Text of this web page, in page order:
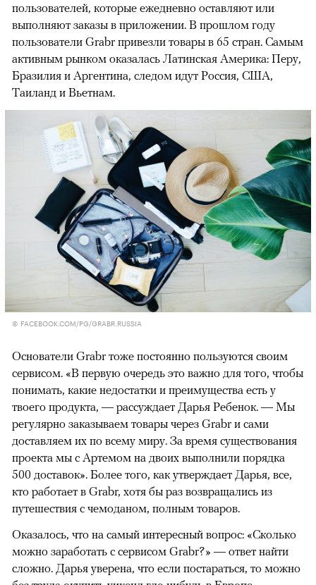
пользователей, которые ежедневно оставляют или
выполняют заказы в приложении. В прошлом году
пользователи Grabr привезли товары в 65 стран. Самым
активным рынком оказалась Латинская Америка: Перу,
Бразилия и Аргентина, следом идут Россия, США,
Таиланд и Вьетнам.
© FACEBOOK.COM/PG/GRABR.RUSSIA
Основатели Grabr тоже постоянно пользуются своим
сервисом. «В первую очередь это важно для того, чтобы
понимать, какие недостатки и преимущества есть у
твоего продукта, — рассуждает Дарья Ребенок. — Мы
регулярно заказываем товары через Grabr и сами
доставляем их по всему миру. За время существования
проекта мы с Артемом на двоих выполнили порядка
500 доставок». Более того, как утверждает Дарья, все,
кто работает в Grabr, хотя бы раз возвращались из
путешествия с чемоданом, полным товаров.
Оказалось, что на самый интересный вопрос: «Сколько
можно заработать с сервисом Grabr?» — ответ найти
сложно. Дарья уверена, что если постараться, то можно